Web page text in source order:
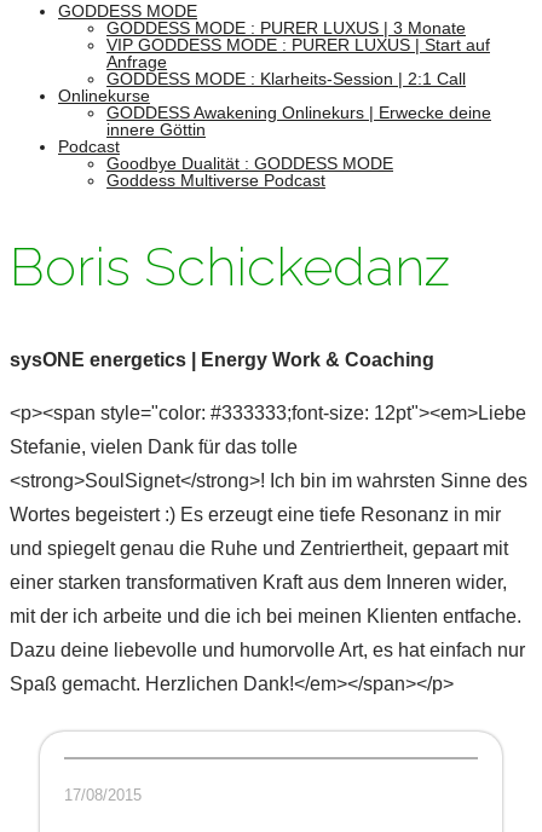
GODDESS MODE
GODDESS MODE : PURER LUXUS | 3 Monate
VIP GODDESS MODE : PURER LUXUS | Start auf
Anfrage
GODDESS MODE : Klarheits-Session | 2:1 Call
Onlinekurse
GODDESS Awakening Onlinekurs | Erwecke deine
innere Göttin
Podcast
Goodbye Dualität : GODDESS MODE
Goddess Multiverse Podcast
Boris Schickedanz
sysONE energetics | Energy Work & Coaching
<p><span style="color: #333333;font-size: 12pt"><em>Liebe
Stefanie, vielen Dank für das tolle
<strong>SoulSignet</strong>! Ich bin im wahrsten Sinne des
Wortes begeistert :) Es erzeugt eine tiefe Resonanz in mir
und spiegelt genau die Ruhe und Zentriertheit, gepaart mit
einer starken transformativen Kraft aus dem Inneren wider,
mit der ich arbeite und die ich bei meinen Klienten entfache.
Dazu deine liebevolle und humorvolle Art, es hat einfach nur
Spaß gemacht. Herzlichen Dank!</em></span></p>
17/08/2015